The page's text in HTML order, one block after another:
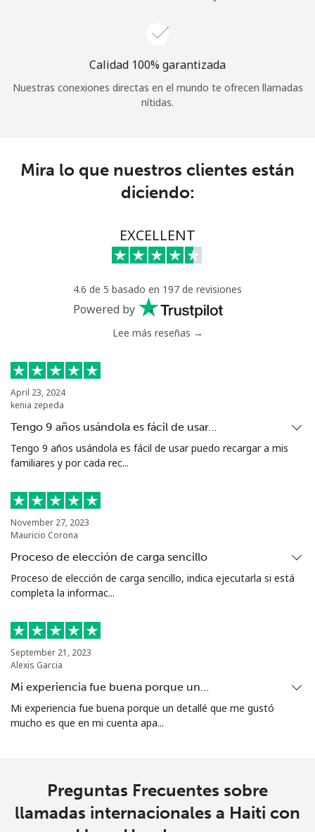
Calidad 100% garantizada
Nuestras conexiones directas en el mundo te ofrecen llamadas
nítidas.
Mira lo que nuestros clientes están
diciendo:
EXCELLENT
4.6 de 5 basado en 197 de revisiones
Powered by
Lee más reseñas →
April 23, 2024
kenia zepeda
Tengo 9 años usándola es fácil de usar…
Tengo 9 años usándola es fácil de usar puedo recargar a mis
familiares y por cada rec...
November 27, 2023
Mauricio Corona
Proceso de elección de carga sencillo
Proceso de elección de carga sencillo, indica ejecutarla si está
completa la informac...
September 21, 2023
Alexis Garcia
Mi experiencia fue buena porque un…
Mi experiencia fue buena porque un detallé que me gustó
mucho es que en mi cuenta apa...
Preguntas Frecuentes sobre
llamadas internacionales a Haiti con